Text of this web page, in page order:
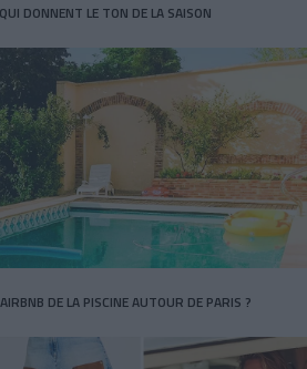
DONNENT LE TON DE LA SAISON
DE LA PISCINE AUTOUR DE PARIS ?